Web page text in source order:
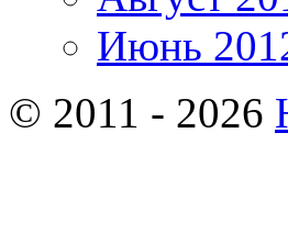
Июнь
© 2011 - 2026